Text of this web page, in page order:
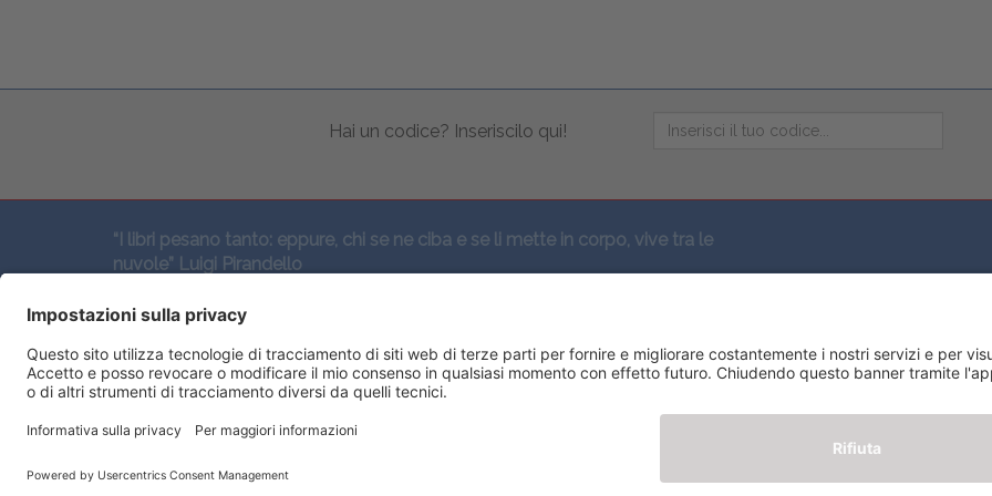
Hai un codice? Inseriscilo qui!
“I libri pesano tanto: eppure, chi se ne ciba e se li mette in corpo, vive tra le
nuvole” Luigi Pirandello
SEGUICI QUI: